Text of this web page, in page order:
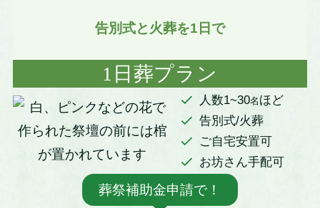
告別式と火葬を1日で
1日葬プラン
人数1~30名 ほど
告別式/火葬
ご自宅安置可
お坊さん手配可
葬祭補助金申請で！